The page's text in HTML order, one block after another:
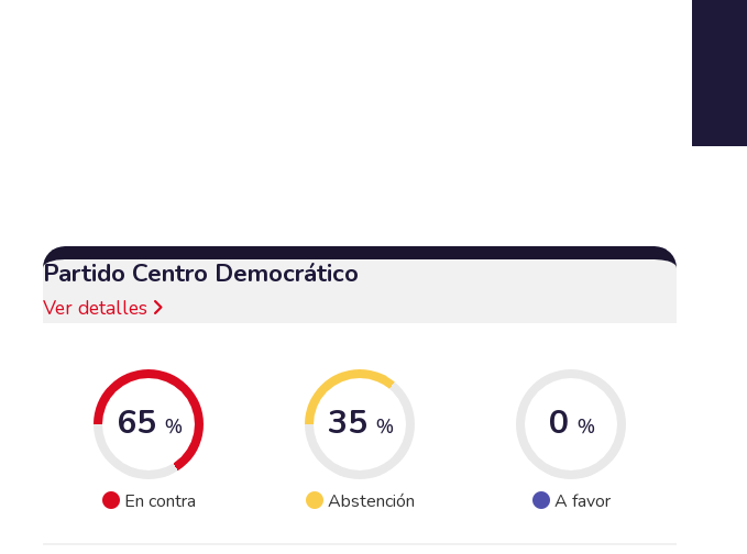
Partido Centro Democrático
Ver detalles
65 %
En contra
35 %
Abstención
0 %
A favor